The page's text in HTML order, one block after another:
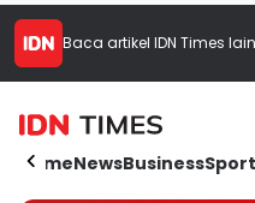
Baca artikel IDN Times
HomeNewsBusinessSport